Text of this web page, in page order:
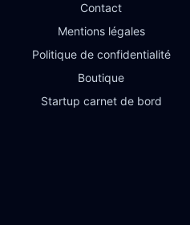
Contact
Mentions légales
Politique de confidentialité
Boutique
Startup carnet de bord